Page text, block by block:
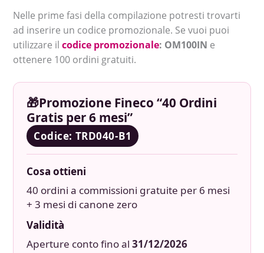
Nelle prime fasi della compilazione potresti trovarti
ad inserire un codice promozionale. Se vuoi puoi
utilizzare ilcodice promozionale: OM100IN e
ottenere 100 ordini gratuiti.
🎁Promozione Fineco “40 Ordini
Gratis per 6 mesi”
Codice: TRD040-B1
Cosa ottieni
40 ordini a commissioni gratuite per 6 mesi
+ 3 mesi di canone zero
Validità
Aperture conto fino al31/12/2026